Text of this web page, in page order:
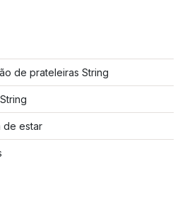
de prateleiras String
de estar